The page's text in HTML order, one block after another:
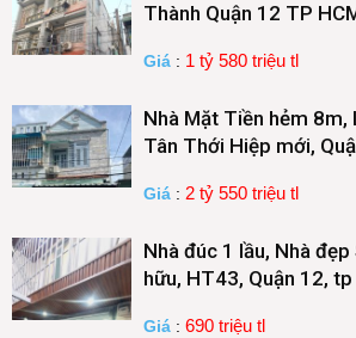
Thành Quận 12 TP
Giá : 1 tỷ 580 triệu tl
Nhà Mặt Tiền hẻm 8m,
Tân Thới Hiệp mới,
Giá : 2 tỷ 550 triệu tl
Nhà đúc 1 lầu, Nhà
hữu, HT43, Quận 12, tp
Giá : 690 triệu tl